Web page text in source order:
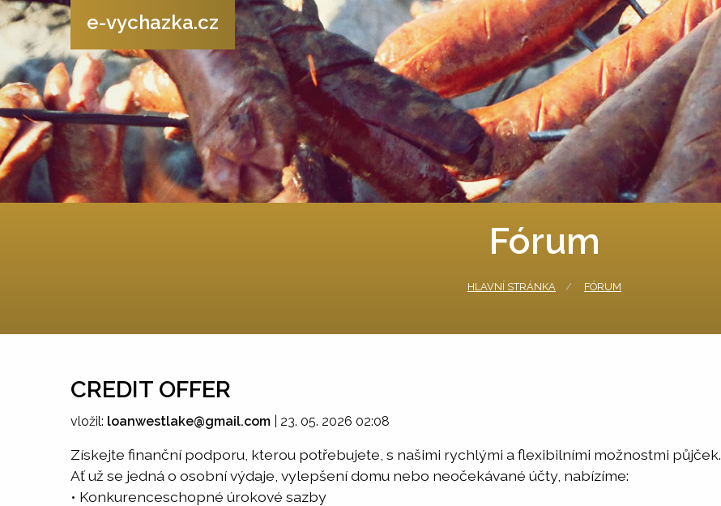
e-vychazka.cz
Fórum
HLAVNÍ STRÁNKA FÓRUM
CREDIT OFFER
vložil: loanwestlake@gmail.com 23. 05. 2026 02:08
Získejte finanční podporu, kterou potřebujete, s našimi rychlými a flexibilními možnostmi půjček.
Ať už se jedná o osobní výdaje, vylepšení domu nebo neočekávané účty, nabízíme:
• Konkurenceschopné úrokové sazby